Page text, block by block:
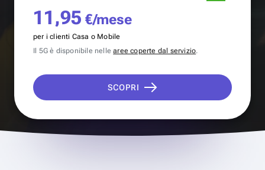
11,95 €/mese
per i clienti Casa o Mobile
Il 5G è disponibile nellearee coperte dal servizio.
SCOPRI